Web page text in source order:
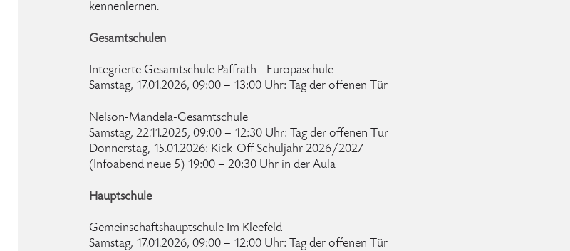
kennenlernen.
Gesamtschulen
Integrierte Gesamtschule Paffrath - Europaschule
Samstag, 17.01.2026, 09:00 – 13:00 Uhr: Tag der offenen Tür
Nelson-Mandela-Gesamtschule
Samstag, 22.11.2025, 09:00 – 12:30 Uhr: Tag der offenen Tür
Donnerstag, 15.01.2026: Kick-Off Schuljahr 2026/2027
(Infoabend neue 5) 19:00 – 20:30 Uhr in der Aula
Hauptschule
Gemeinschaftshauptschule Im Kleefeld
Samstag, 17.01.2026, 09:00 – 12:00 Uhr: Tag der offenen Tür